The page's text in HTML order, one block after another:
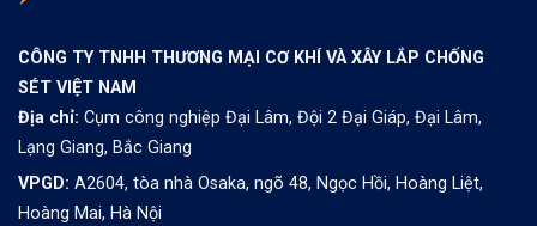
CÔNG TY TNHH THƯƠNG MẠI CƠ KHÍ VÀ XÂY LẮP CHỐNG
SÉT VIỆT NAM
Địa chỉ: Cụm công nghiệp Đại Lâm, Đội 2 Đại Giáp, Đại Lâm,
Lạng Giang, Bắc Giang
VPGD: A2604, tòa nhà Osaka, ngõ 48, Ngọc Hồi, Hoàng Liệt,
Hoàng Mai, Hà Nội